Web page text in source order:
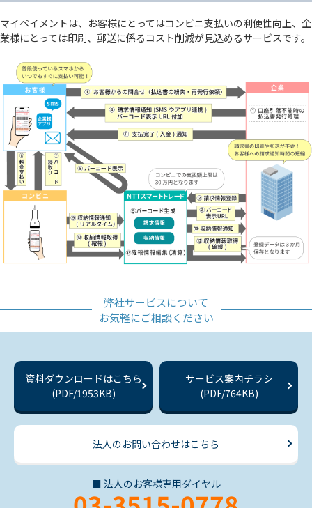
マイペイメントは、お客様にとってはコンビニ支払いの利便性向上、企
業様にとっては印刷、郵送に係るコスト削減が見込めるサービスです。
弊社サービスについて
お気軽にご相談ください
資料ダウンロードはこちら
(PDF/1953KB)
サービス案内チラシ
(PDF/764KB)
法人のお問い合わせはこちら
■ 法人のお客様専用ダイヤル